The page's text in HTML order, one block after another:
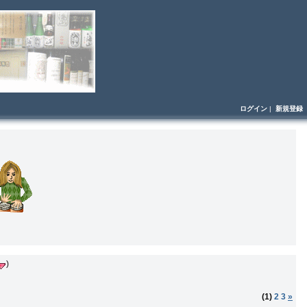
ログイン | 新規登録
)
(1) 2 3 »